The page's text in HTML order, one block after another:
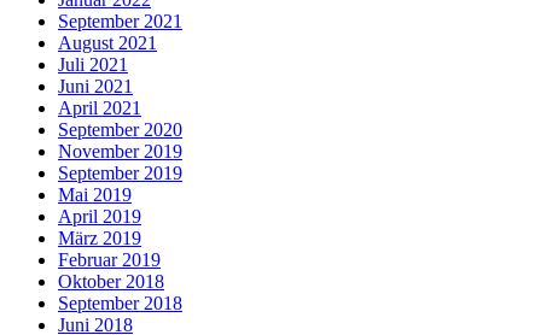
September 2021
August 2021
Juli 2021
Juni 2021
April 2021
September 2020
November 2019
September 2019
Mai 2019
April 2019
März 2019
Februar 2019
Oktober 2018
September 2018
Juni 2018